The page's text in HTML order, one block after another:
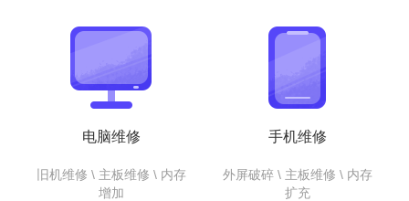
电脑维修
旧机维修 \ 主板维修 \ 内存
增加
手机维修
外屏破碎 \ 主板维修 \ 内存
扩充